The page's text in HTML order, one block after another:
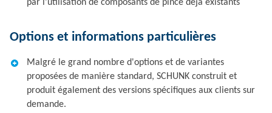
par l'utilisation de composants de pince déjà existants
Options et informations particulières
Malgré le grand nombre d'options et de variantes
proposées de manière standard, SCHUNK construit et
produit également des versions spécifiques aux clients sur
demande.